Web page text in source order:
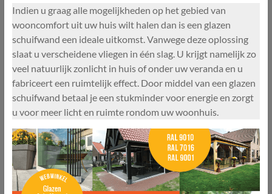
Indien u graag alle mogelijkheden op het gebied van
wooncomfort uit uw huis wilt halen dan is een glazen
schuifwand een ideale uitkomst. Vanwege deze oplossing
slaat u verscheidene vliegen in één slag. U krijgt namelijk zo
veel natuurlijk zonlicht in huis of onder uw veranda en u
fabriceert een ruimtelijk effect. Door middel van een glazen
schuifwand betaal je een stukminder voor energie en zorgt
u voor meer licht en ruimte rondom uw woonhuis.